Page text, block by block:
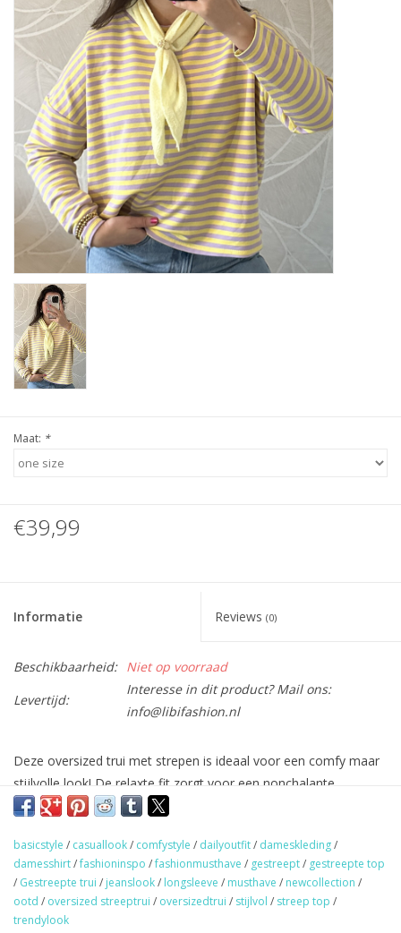
Home deco
Herensokken
Maat: *
€39,99
Informatie Reviews (0)
Beschikbaarheid: Niet op voorraad
Levertijd:
Interesse in dit product? Mail ons:
info@libifashion.nl
Deze oversized trui met strepen is ideaal voor een comfy maar
stijlvolle look! De relaxte fit zorgt voor een nonchalante
uitstraling en maakt hem perfect om te dragen op je favoriete
Verkrijgbaar in verschillende kleuren.
Maat: one size, past met maat S t/m XL.
Model: Bionda heeft normaal gesproken maat M en is 169 cm
lang.
basicstyle / casuallook/ comfystyle / dailyoutfit/ dameskleding/
damesshirt/fashioninspo /fashionmusthave / gestreept/ gestreepte top
/ Gestreepte trui / jeanslook/ longsleeve / musthave / newcollection /
ootd / oversized streeptrui / oversizedtrui / stijlvol / streep top /
trendylook